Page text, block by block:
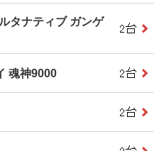
タナティブ ガンゲ
魂神9000